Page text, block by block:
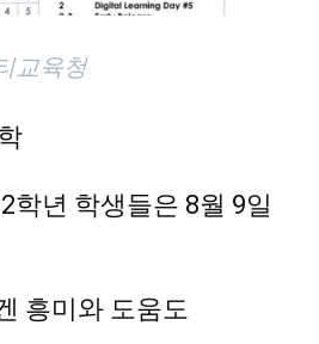
교육청
학년 학생들은 8월 9일
흥미와 도움도